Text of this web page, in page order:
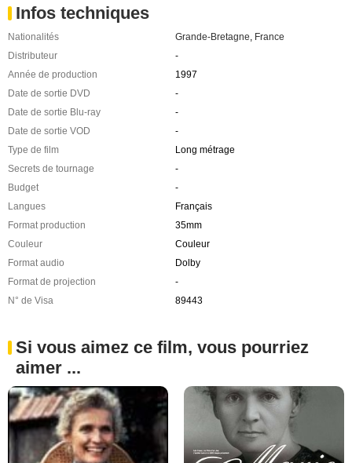
Infos techniques
Nationalités Grande-Bretagne France
Distributeur
-
Année de production
1997
Date de sortie DVD
-
Date de sortie Blu-ray
-
Date de sortie VOD
-
Type de film
Long métrage
Secrets de tournage
-
Budget
-
Langues
Français
Format production
35mm
Couleur
Couleur
Format audio
Dolby
Format de projection
-
N° de Visa
89443
Si vous aimez ce film, vous pourriez
aimer ...